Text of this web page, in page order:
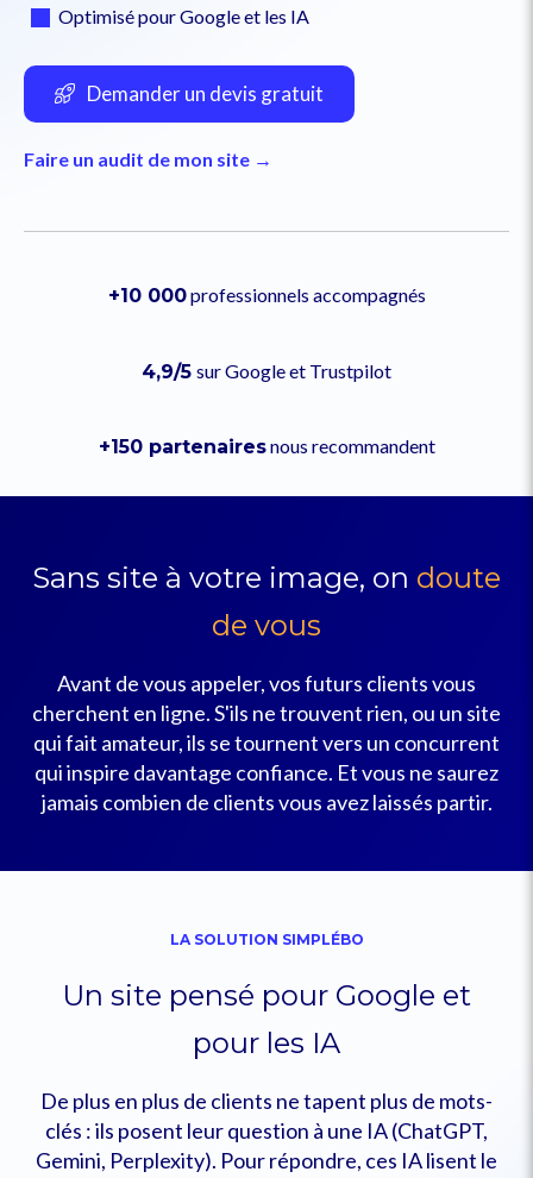
Optimisé pour Google et les IA
Demander un devis gratuit
Faire un audit de mon site →
+10 000professionnels accompagnés
4,9/5 sur Google et Trustpilot
+150 partenairesnous recommandent
Sans site à votre image, on doute
de vous
Avant de vous appeler, vos futurs clients vous
cherchent en ligne. S'ils ne trouvent rien, ou un site
qui fait amateur, ils se tournent vers un concurrent
qui inspire davantage confiance. Et vous ne saurez
jamais combien de clients vous avez laissés partir.
LA SOLUTION SIMPLÉBO
Un site pensé pour Google et
pour les IA
De plus en plus de clients ne tapent plus de mots-
clés : ils posent leur question à une IA (ChatGPT,
Gemini, Perplexity). Pour répondre, ces IA lisent le